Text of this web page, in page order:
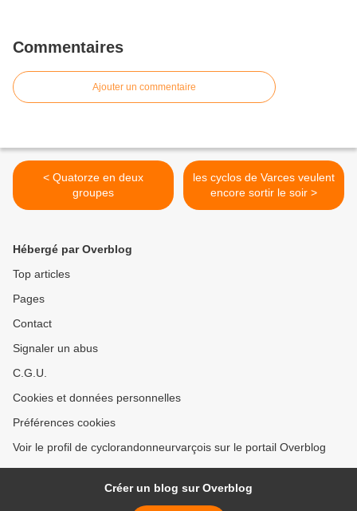
Commentaires
Ajouter un commentaire
< Quatorze en deux
groupes
les cyclos de Varces veulent
encore sortir le soir >
Hébergé par Overblog
Top articles
Pages
Contact
Signaler un abus
C.G.U.
Cookies et données personnelles
Préférences cookies
Voir le profil de cyclorandonneurvarçois sur le portail Overblog
Créer un blog sur Overblog